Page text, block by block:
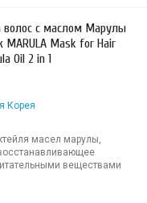
волос с маслом Марулы
MARULA Mask for Hair
Oil 2 in 1
Корея
масел марулы,
веществами